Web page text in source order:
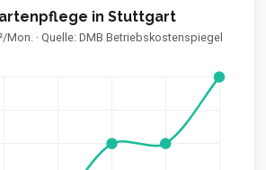
in Stuttgart
Mon. · Quelle: DMB Betriebskostenspiegel